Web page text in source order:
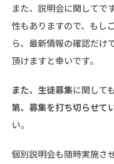
また、説明会に関してで
性もありますので、もし
ら、最新情報の確認だけ
頂けますと幸いです。
また、生徒募集に関しても
第、募集を打ち切らせて
い。
個別説明会も随時実施さ